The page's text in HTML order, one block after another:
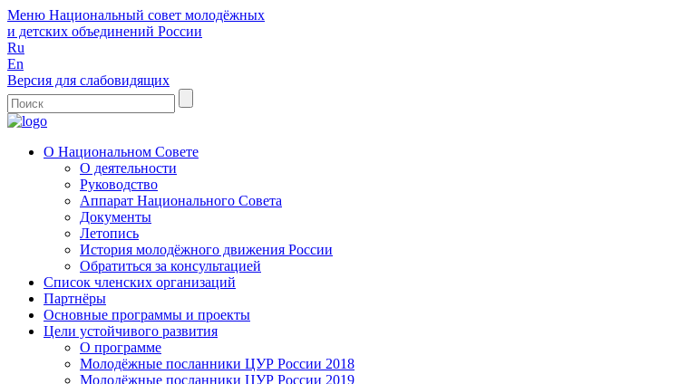
Меню Национальный совет молодёжных
и детских объединений России
Ru
En
Версия для слабовидящих
О Национальном Совете
О деятельности
Руководство
Аппарат Национального Совета
Документы
Летопись
История молодёжного движения России
Обратиться за консультацией
Список членских организаций
Партнёры
Основные программы и проекты
Цели устойчивого развития
О программе
Молодёжные посланники ЦУР России 2018
Молодёжные посланники ЦУР России 2019